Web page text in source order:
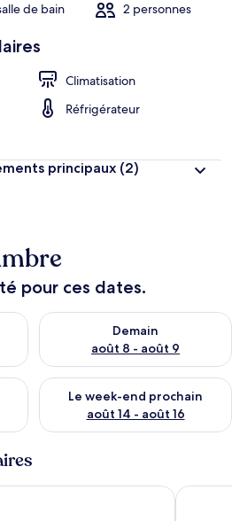
Appartement | Vue depuis
de bain 2 personnes
Climatisation
Réfrigérateur
principaux (2)
pour ces dates.
ce soir août 7 - août 8
Demain
août 8 - août 9
Vérifier la disponibilité pour
ce week-end août 7 - août 9
Le week-end prochain
août 14 - août 16
Vérifier la disponibilité pour